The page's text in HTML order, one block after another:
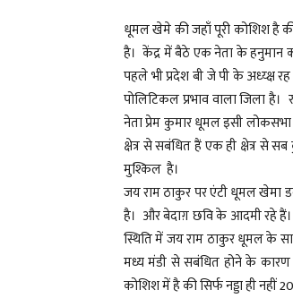
धूमल खेमे की जहाँ पूरी कोशिश है
है। केंद्र में बैठे एक नेता के हनुमान
पहले भी प्रदेश बी जे पी के
पोलिटिकल प्रभाव वाला जिला है।
नेता प्रेम कुमार धूमल इसी लोकसभा
क्षेत्र से सबंधित हैं एक ही क्षेत्र से
मुश्किल है।
जय राम ठाकुर पर एंटी धूमल खेमा
है। और बेदाग़ छवि के आदमी रहे हैं।
स्थिति में जय राम ठाकुर धूमल के
मध्य मंडी से सबंधित होने के
कोशिश में है की सिर्फ नड्डा ही